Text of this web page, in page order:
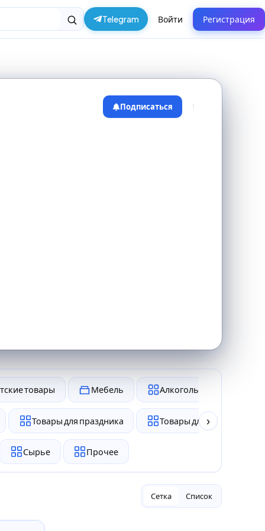
Telegram Войти Регистрация
Подписаться 1
товары Мебель Алкоголь и табак
Товары для праздника Товары для животных
Сырье Прочее
›
Сетка Список